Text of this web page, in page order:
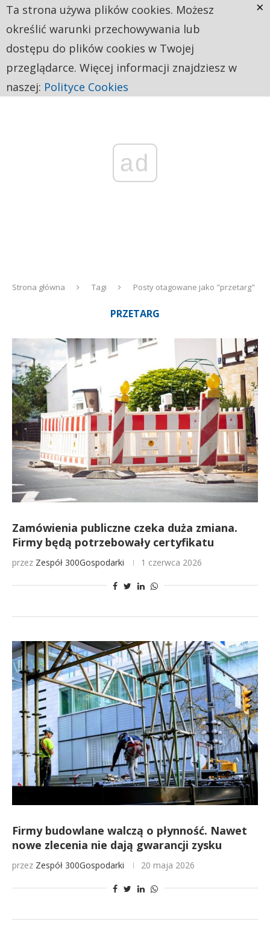
ad
Strona główna Tagi Posty otagowane jako "przetarg"
PRZETARG
Zamówienia publiczne czeka duża zmiana.
Firmy będą potrzebowały certyfikatu
przez Zespół 300Gospodarki 1 czerwca 2026
Firmy budowlane walczą o płynność. Nawet
nowe zlecenia nie dają gwarancji zysku
przez Zespół 300Gospodarki 20 maja 2026
Ta strona używa plików cookies. Możesz
określić warunki przechowywania lub
dostępu do plików cookies w Twojej
przeglądarce. Więcej informacji znajdziesz w
naszej: Polityce Cookies
×